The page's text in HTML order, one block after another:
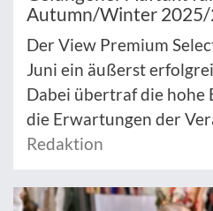
Autumn/Winter
Der View Premium
Juni ein äußerst
Dabei übertraf die hohe
die Erwartungen der
Redaktion